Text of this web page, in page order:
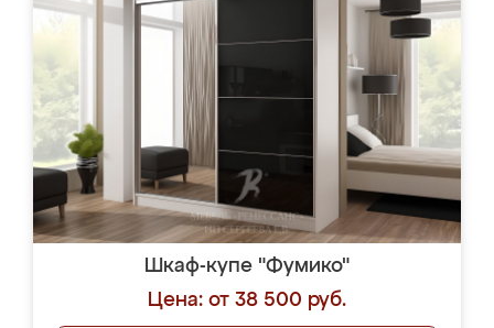
Шкаф-купе "Фумико"
Цена: от 38 500 руб.